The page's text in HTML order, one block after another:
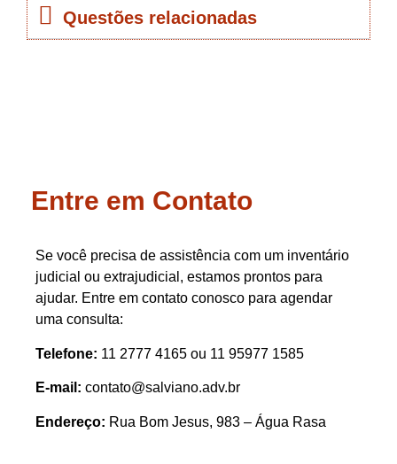
Questões relacionadas
Entre em Contato
Se você precisa de assistência com um inventário
judicial ou extrajudicial, estamos prontos para
ajudar. Entre em contato conosco para agendar
uma consulta:
Telefone: 11 2777 4165 ou 11 95977 1585
E-mail: contato@salviano.adv.br
Endereço: Rua Bom Jesus, 983 – Água Rasa